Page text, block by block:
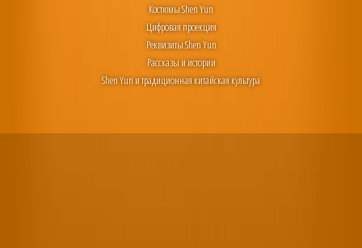
Костюмы Shen Yun
Цифровая проекция
Реквизиты Shen Yun
Рассказы и истории
Shen Yun и традиционная китайская культура